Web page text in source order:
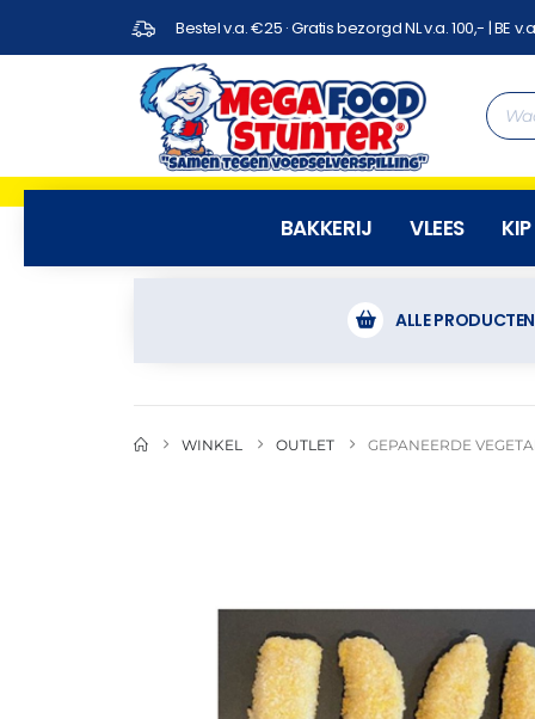
Bestel v.a. €25 · Gratis bezorgd NL v.a. 100,- | BE
BAKKERIJ VLEES KIP
ALLE PRODUCTEN
WINKEL OUTLET GEPANEERDE